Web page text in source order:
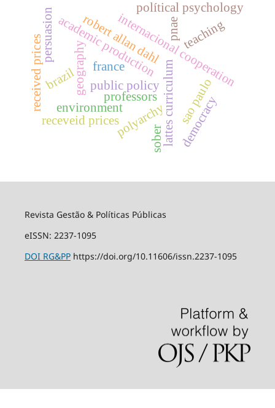
internacional cooperation
environment
geography france
brazil
academic production
lattes curriculum
teaching
professors democracy
polyarchy
robert allan dahl
polítical psychology
persuasion
receveid prices
received prices
pnae
sao paulo
public policy
sober
Revista Gestão & Políticas Públicas
eISSN: 2237-1095
DOIRG&PPhttps://doi.org/10.11606/issn.2237-1095